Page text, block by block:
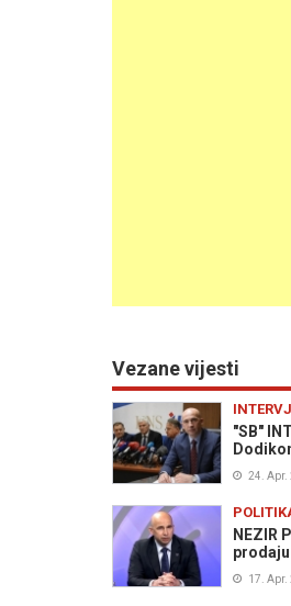
Vezane vijesti
"SB"
24. Apr.
NEZIR
17. Apr.